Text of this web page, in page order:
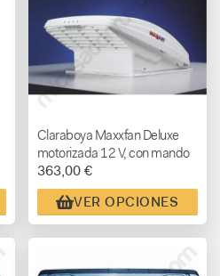
Claraboya Maxxfan Deluxe
motorizada 12 V, con mando
a distancia homologada CEE
363,00 €
VER OPCIONES